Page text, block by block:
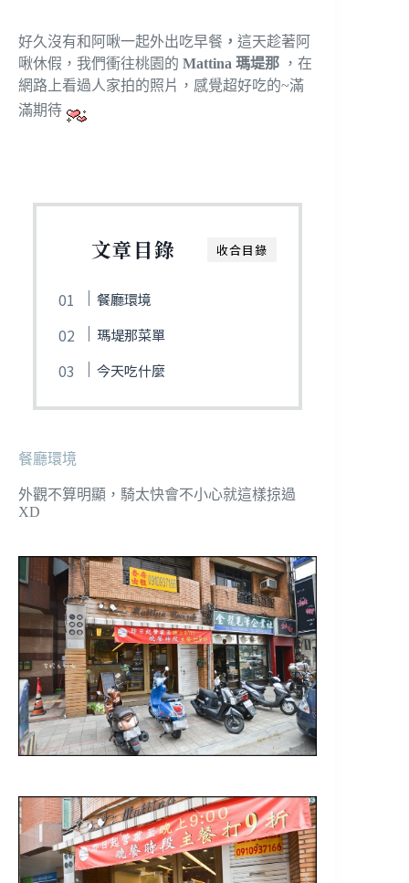
好久沒有和阿啾一起外出吃早餐 ， 這天趁著阿
啾休假，我們衝往桃園的 Mattina 瑪堤那 ，在
網路上看過人家拍的照片，感覺超好吃的~滿
滿期待
收合目錄
文章目錄
餐廳環境
瑪堤那菜單
今天吃什麼
餐廳環境
外觀不算明顯，騎太快會不小心就這樣掠過
XD